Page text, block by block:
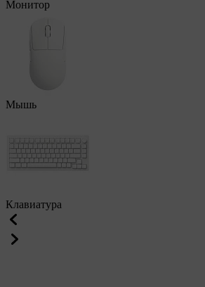
Монитор
Мышь
Клавиатура